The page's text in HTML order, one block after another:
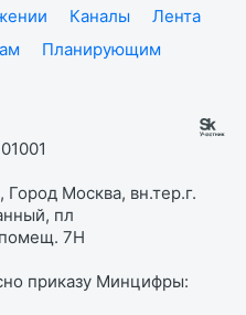
Каналы
Лента
Планирующим
Москва, вн.тер.г.
пл
помещ. 7Н
приказу Минцифры: